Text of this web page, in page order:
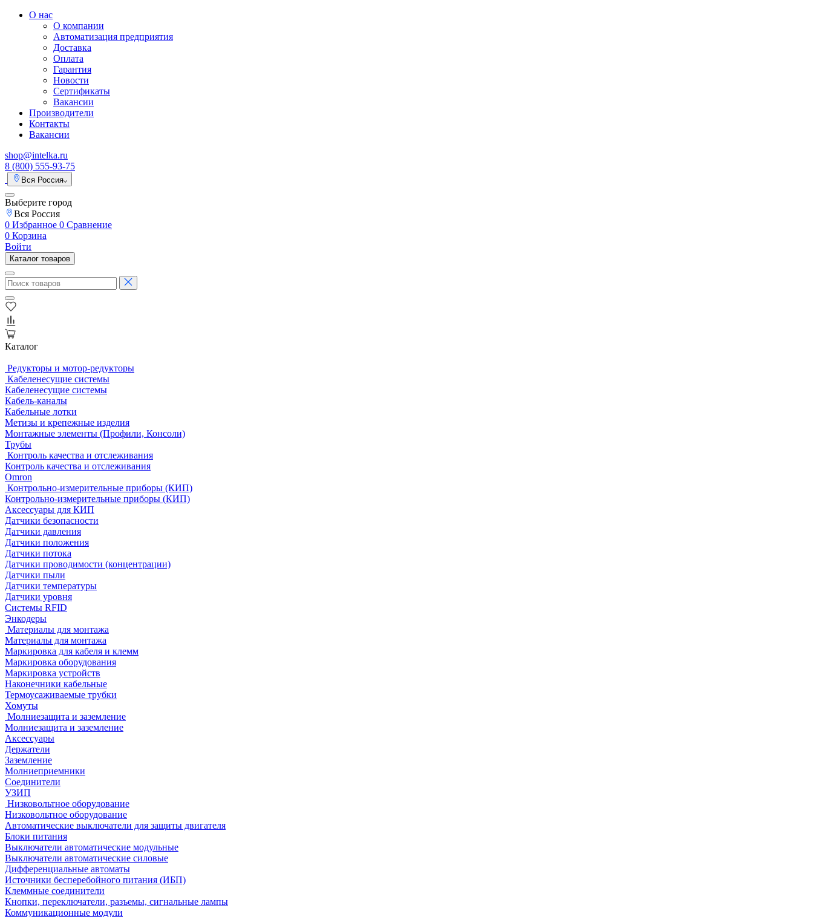
О нас
О компании
Автоматизация предприятия
Доставка
Оплата
Гарантия
Новости
Сертификаты
Вакансии
Производители
Контакты
Вакансии
shop@intelka.ru
8 (800) 555-93-75
Вся Россия
Выберите город
Вся Россия
0 Избранное 0 Сравнение
0 Корзина
Войти
Каталог товаров
Каталог
Редукторы и мотор-редукторы
Кабеленесущие системы
Кабеленесущие системы
Кабель-каналы
Кабельные лотки
Метизы и крепежные изделия
Монтажные элементы (Профили, Консоли)
Трубы
Контроль качества и отслеживания
Контроль качества и отслеживания
Omron
Контрольно-измерительные приборы (КИП)
Контрольно-измерительные приборы (КИП)
Аксессуары для КИП
Датчики безопасности
Датчики давления
Датчики положения
Датчики потока
Датчики проводимости (концентрации)
Датчики пыли
Датчики температуры
Датчики уровня
Системы RFID
Энкодеры
Материалы для монтажа
Материалы для монтажа
Маркировка для кабеля и клемм
Маркировка оборудования
Маркировка устройств
Наконечники кабельные
Термоусаживаемые трубки
Хомуты
Молниезащита и заземление
Молниезащита и заземление
Аксессуары
Держатели
Заземление
Молниеприемники
Соединители
УЗИП
Низковольтное оборудование
Низковольтное оборудование
Автоматические выключатели для защиты двигателя
Блоки питания
Выключатели автоматические модульные
Выключатели автоматические силовые
Дифференциальные автоматы
Источники бесперебойного питания (ИБП)
Клеммные соединители
Кнопки, переключатели, разъемы, сигнальные лампы
Коммуникационные модули